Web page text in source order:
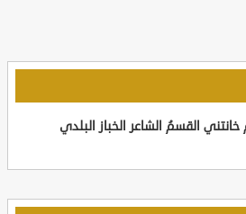
القسمُ الشاعر الخباز البلدي